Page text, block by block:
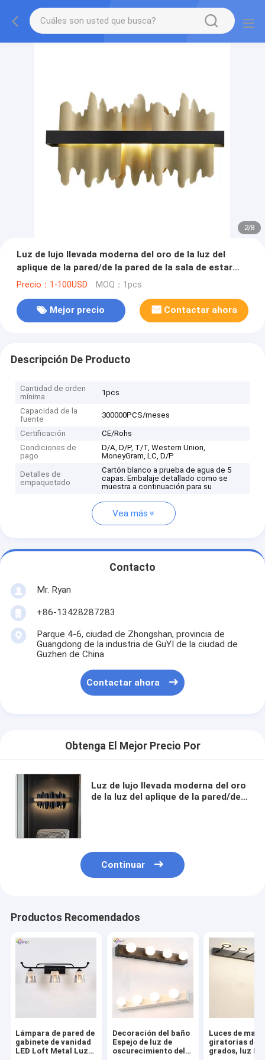
2/8
Luz de lujo llevada moderna del oro de la luz del
aplique de la pared/de la pared de la sala de estar
negra del dormitorio (WH-OR-67)
Precio：1-100USD MOQ：1pcs
Mejor precio Contactar ahora
Descripción De Producto
Cantidad de orden
mínima
1pcs
Capacidad de la
fuente
300000PCS/meses
Certificación
CE/Rohs
Condiciones de
pago
D/A, D/P, T/T, Western Union,
MoneyGram, LC, D/P
Detalles de
empaquetado
Cartón blanco a prueba de agua de 5
capas. Embalaje detallado como se
muestra a continuación para su
Vea más
Contacto
Mr. Ryan
+86-13428287283
Parque 4-6, ciudad de Zhongshan, provincia de
Guangdong de la industria de GuYI de la ciudad de
Guzhen de China
Contactar ahora
Obtenga El Mejor Precio Por
Luz de lujo llevada moderna del oro
de la luz del aplique de la pared/de
Continuar
Productos Recomendados
Lámpara de pared de
gabinete de vanidad
LED Loft Metal Luz
Decoración del baño
Espejo de luz de
oscurecimiento del
Luces de
giratorias de
grados, luz